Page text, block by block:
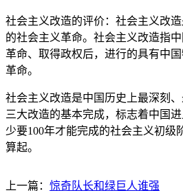
社会主义改造的评价：社会主义改
的社会主义革命。社会主义改造指
革命、取得政权后，进行的具有中
革命。
社会主义改造是中国历史上最深刻
三大改造的基本完成，标志着中国
少要100年才能完成的社会主义初级
算起。
上一篇： 惊奇队长和绿巨人谁强